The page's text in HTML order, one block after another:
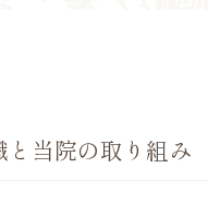
当院の取り組み